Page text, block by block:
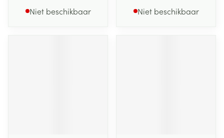
Niet beschikbaar Niet beschikbaar